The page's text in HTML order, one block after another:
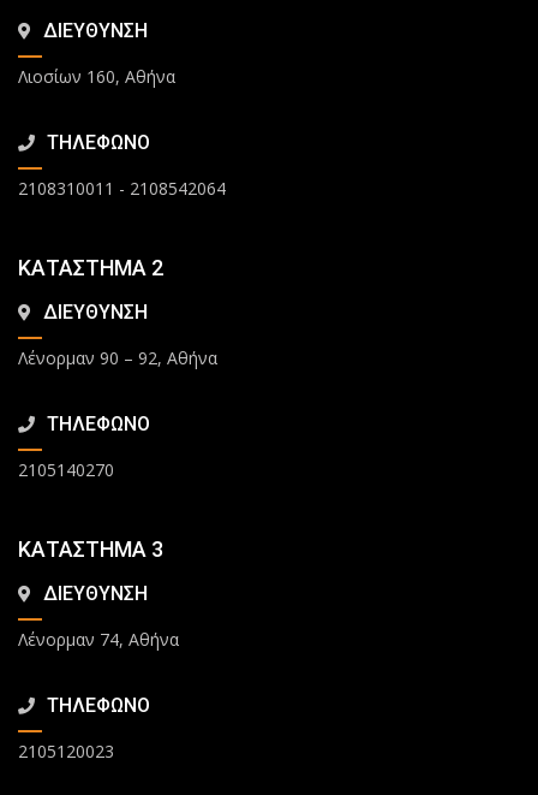
ΔΙΕΥΘΥΝΣΗ
Λιοσίων 160, Αθήνα
ΤΗΛΕΦΩΝΟ
2108310011 - 2108542064
ΚΑΤΑΣΤΗΜΑ 2
ΔΙΕΥΘΥΝΣΗ
Λένορμαν 90 – 92, Αθήνα
ΤΗΛΕΦΩΝΟ
2105140270
ΚΑΤΑΣΤΗΜΑ 3
ΔΙΕΥΘΥΝΣΗ
Λένορμαν 74, Αθήνα
ΤΗΛΕΦΩΝΟ
2105120023